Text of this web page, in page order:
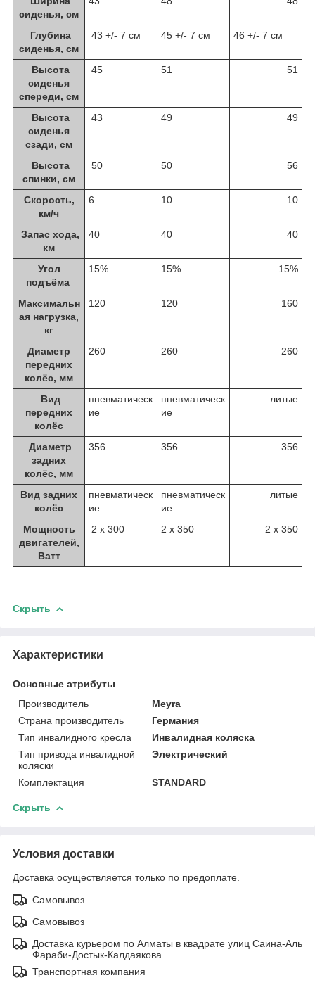
сиденья, см
Глубина
сиденья, см
43 +/- 7 см 45 +/- 7 см 46 +/- 7 см
Высота
сиденья
спереди, см
45 51 51
Высота
сиденья
сзади, см
43 49 49
Высота
спинки, см
50 50 56
Скорость,
км/ч
6 10 10
Запас хода,
км
40 40 40
Угол
подъёма
15% 15% 15%
Максимальн
ая нагрузка,
кг
120 120 160
Диаметр
передних
колёс, мм
260 260 260
Вид
передних
колёс
пневматическ
ие
пневматическ
ие
литые
Диаметр
задних
колёс, мм
356 356 356
Вид задних
колёс
пневматическ
ие
пневматическ
ие
литые
Мощность
двигателей,
Ватт
2 х 300 2 х 350 2 х 350
Скрыть
Характеристики
Основные атрибуты
Производитель
Meyra
Страна производитель
Германия
Тип инвалидного кресла
Инвалидная коляска
Тип привода инвалидной
коляски
Электрический
Комплектация STANDARD
Скрыть
Условия доставки
Доставка осуществляется только по предоплате.
Самовывоз
Самовывоз
Доставка курьером по Алматы в квадрате улиц Саина-Аль
Фараби-Достык-Калдаякова
Транспортная компания